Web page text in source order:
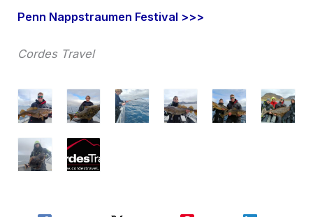
Penn Nappstraumen Festival >>>
Cordes Travel